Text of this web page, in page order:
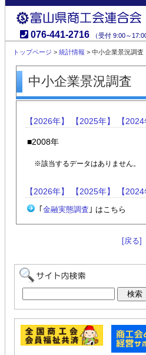
富山県商工会連合会
076-441-2716 （受付 9:00～17:00
トップページ > 統計情報 > 中小企業景況調査
中小企業景況調査
【2026年】 【2025年】 【2024
■2008年
※該当するデータはありません。
【2026年】 【2025年】 【2024
｢ 金融実態調査 ｣ はこちら
[戻る]